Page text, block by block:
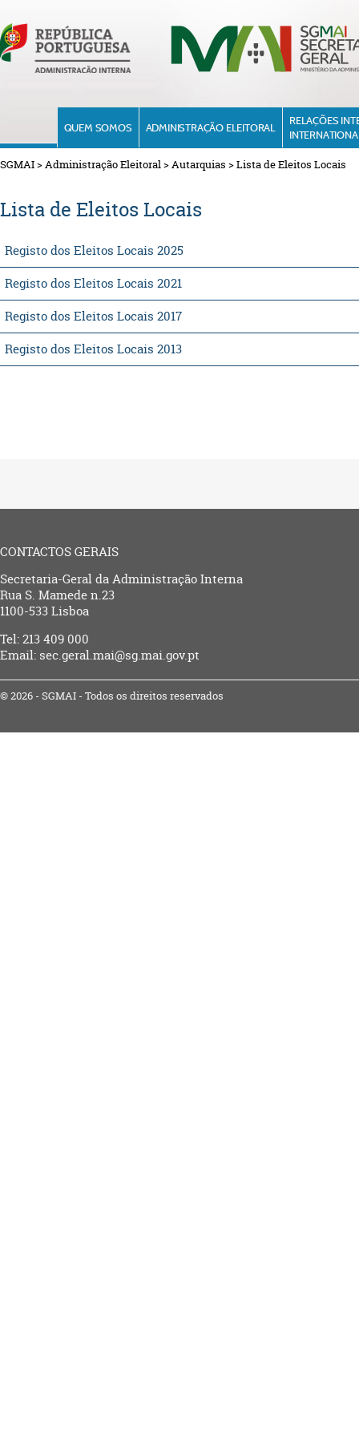
QUEM SOMOS ADMINISTRAÇÃO ELEITORAL
RELAÇÕES
SGMAI>Administração Eleitoral>Autarquias >Lista de Eleitos Locais
Lista de Eleitos Locais
Registo dos Eleitos Locais 2025
Registo dos Eleitos Locais 2021
Registo dos Eleitos Locais 2017
Registo dos Eleitos Locais 2013
CONTACTOS GERAIS
Secretaria-Geral da Administração Interna
Rua S. Mamede n.23
1100-533 Lisboa
Tel: 213 409 000
Email: sec.geral.mai@sg.mai.gov.pt
© 2026 - SGMAI - Todos os direitos reservados